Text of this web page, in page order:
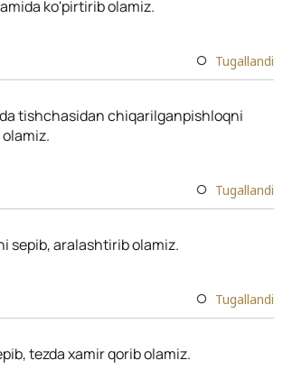
ko'pirtirib olamiz.
Tugallandi
tishchasidan chiqarilganpishloqni
Tugallandi
sepib, aralashtirib olamiz.
Tugallandi
tezda xamir qorib olamiz.